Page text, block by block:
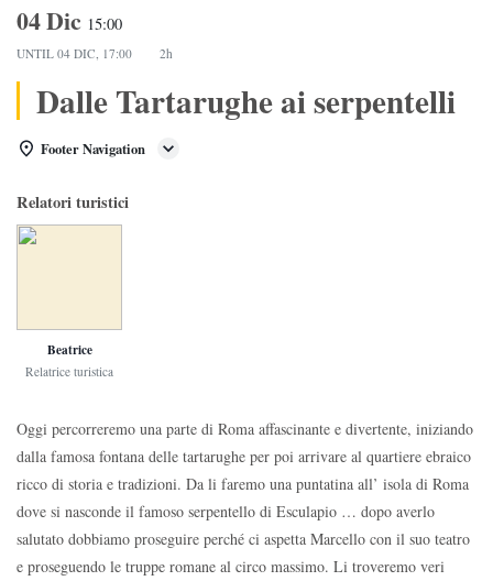
04 Dic 15:00
UNTIL 04 DIC, 17:00 2h
Dalle Tartarughe ai serpentelli
Footer Navigation
Relatori turistici
Beatrice
Relatrice turistica
Oggi percorreremo una parte di Roma affascinante e divertente, iniziando
dalla famosa fontana delle tartarughe per poi arrivare al quartiere ebraico
ricco di storia e tradizioni. Da li faremo una puntatina all’ isola di Roma
dove si nasconde il famoso serpentello di Esculapio … dopo averlo
salutato dobbiamo proseguire perché ci aspetta Marcello con il suo teatro
e proseguendo le truppe romane al circo massimo. Li troveremo veri